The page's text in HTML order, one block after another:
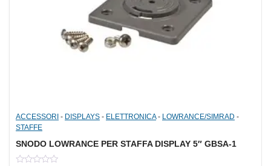
ACCESSORI - DISPLAYS - ELETTRONICA- LOWRANCE/SIMRAD -
STAFFE
SNODO LOWRANCE PER STAFFA DISPLAY 5″ GBSA-1